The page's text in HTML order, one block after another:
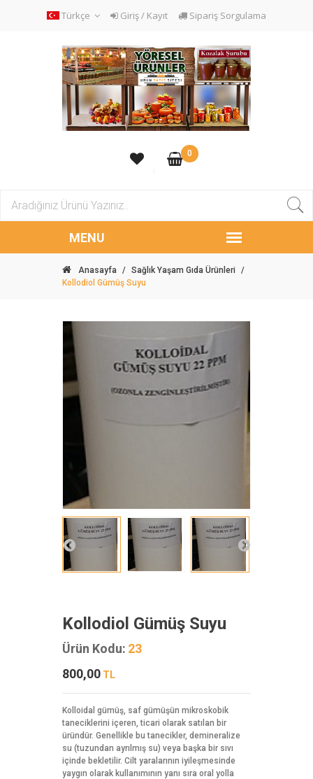
Türkçe Giriş / Kayıt Sipariş Sorgulama
0
Anasayfa / Sağlık Yaşam Gıda Ürünleri
/
Kollodiol Gümüş Suyu
Kollodiol Gümüş Suyu
Ürün Kodu: 23
800,00 TL
Kolloidal gümüş, saf gümüşün mikroskobik
taneciklerini içeren, ticari olarak satılan bir
üründür. Genellikle bu tanecikler, demineralize
su (tuzundan ayrılmış su) veya başka bir sıvı
içinde bekletilir. Cilt yaralarının iyileşmesinde
yaygın olarak kullanımının yanı sıra oral yolla